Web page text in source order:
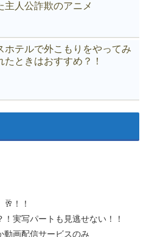
主人公詐欺のアニメ
ホテルで外こもりをやってみ
たときはおすすめ？！
！！
実写パートも見逃せない！！
画配信サービスのみ